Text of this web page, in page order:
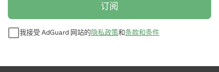
订阅
我接受 AdGuard 网站的隐私政策和条款和条件